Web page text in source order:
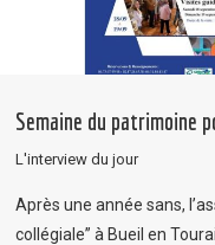
Semaine du patrimoine
L'interview du jour
Après une année sans,
collégiale” à Bueil en